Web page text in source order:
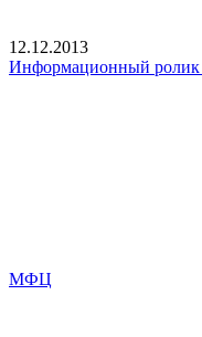
12.12.2013
Информационный ролик
МФЦ